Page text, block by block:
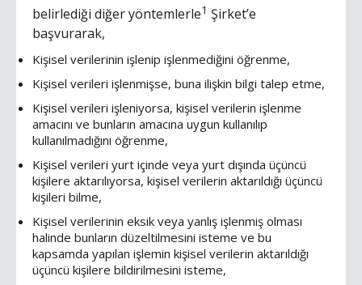
belirlediği diğer yöntemlerle1 Şirket’e
başvurarak,
Kişisel verilerinin işlenip işlenmediğini öğrenme,
Kişisel verileri işlenmişse, buna ilişkin bilgi talep etme,
Kişisel verileri işleniyorsa, kişisel verilerin işlenme
amacını ve bunların amacına uygun kullanılıp
kullanılmadığını öğrenme,
Kişisel verileri yurt içinde veya yurt dışında üçüncü
kişilere aktarılıyorsa, kişisel verilerin aktarıldığı üçüncü
kişileri bilme,
Kişisel verilerinin eksik veya yanlış işlenmiş olması
halinde bunların düzeltilmesini isteme ve bu
kapsamda yapılan işlemin kişisel verilerin aktarıldığı
üçüncü kişilere bildirilmesini isteme,